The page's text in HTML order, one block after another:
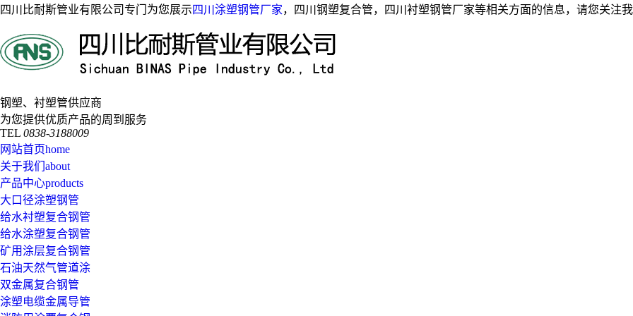
四川比耐斯管业有限公司专门为您展示四川涂塑钢管厂家，四川钢塑复合管，四川衬塑钢管厂家等相关方面的信息，请您关注
钢塑、衬塑管供应商
为您提供优质产品的周到服务
TEL 0838-3188009
网站首页home
关于我们 about
产品中心products
大口径涂塑钢管
给水衬塑复合钢管
给水涂塑复合钢管
矿用涂层复合钢管
石油天然气管道涂
双金属复合钢管
涂塑电缆金属导管